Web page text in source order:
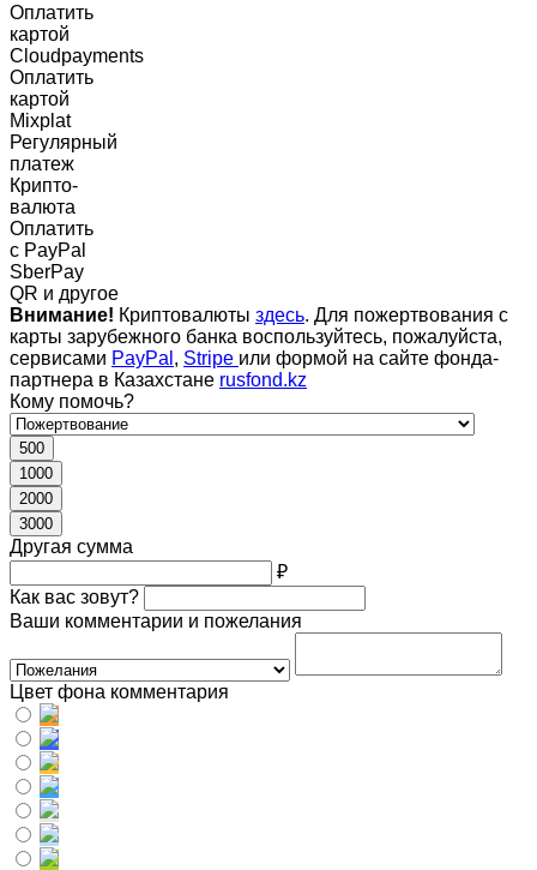
Оплатить
картой
Cloudpayments
Оплатить
картой
Mixplat
Регулярный
платеж
Крипто-
валюта
Оплатить
c PayPal
SberPay
QR и другое
Внимание! Криптовалюты здесь. Для пожертвования с
карты зарубежного банка воспользуйтесь, пожалуйста,
сервисами PayPal , Stripe или формой на сайте фонда-
партнера в Казахстане rusfond.kz
Кому помочь?
500
1000
2000
3000
Другая сумма
₽
Как вас зовут?
Ваши комментарии и пожелания
Цвет фона комментария